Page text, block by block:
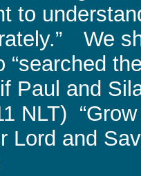
to
We
“searched
Paul and
NLT)
Lord and